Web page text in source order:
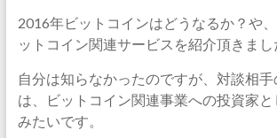
2016年ビットコインはどうなるか？や
ットコイン関連サービスを紹介頂きまし
自分は知らなかったのですが、対談相手
は、ビットコイン関連事業への投資家
みたいです。